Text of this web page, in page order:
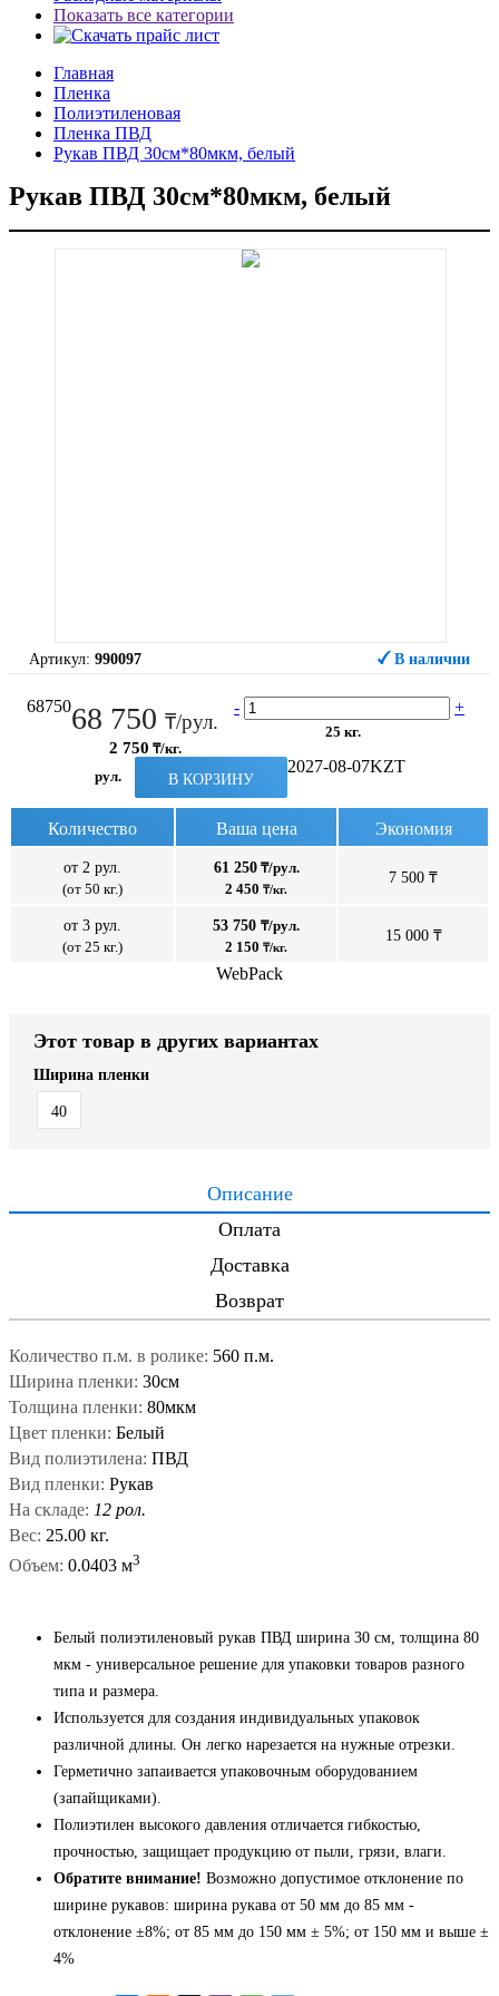
Показать все категории
Главная
Пленка
Полиэтиленовая
Пленка ПВД
Рукав ПВД 30см*80мкм, белый
Рукав ПВД 30см*80мкм, белый
Артикул: 990097 В наличии
6875068 750 ₸/рул.
2 750 ₸/кг.
- +
25 кг.
рул. В КОРЗИНУ
2027-08-07KZT
Количество Ваша цена Экономия
от 2 рул.
(от 50 кг.)
61 250₸/рул.
2 450 ₸/кг.
7 500 ₸
от 3 рул.
(от 25 кг.)
53 750 ₸/рул.
2 150 ₸/кг.
15 000 ₸
WebPack
Этот товар в других вариантах
Ширина пленки
40
Описание
Оплата
Доставка
Возврат
Количество п.м. в ролике: 560 п.м.
Ширина пленки: 30см
Толщина пленки: 80мкм
Цвет пленки: Белый
Вид полиэтилена: ПВД
Вид пленки: Рукав
На складе: 12 рол.
Вес: 25.00 кг.
Объем: 0.0403 м3
Белый полиэтиленовый рукав ПВД ширина 30 см, толщина 80
мкм - универсальное решение для упаковки товаров разного
типа и размера.
Используется для создания индивидуальных упаковок
различной длины. Он легко нарезается на нужные отрезки.
Герметично запаивается упаковочным оборудованием
(запайщиками).
Полиэтилен высокого давления отличается гибкостью,
прочностью, защищает продукцию от пыли, грязи, влаги.
Обратите внимание! Возможно допустимое отклонение по
ширине рукавов: ширина рукава от 50 мм до 85 мм -
отклонение ±8%; от 85 мм до 150 мм ± 5%; от 150 мм и выше ±
4%